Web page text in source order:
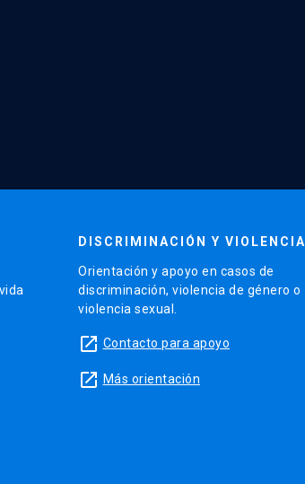
DISCRIMINACIÓN Y VIOLENCIA
Orientación y apoyo en casos de
discriminación, violencia de género o
violencia sexual.
launch Contacto para apoyo
launch Más orientación